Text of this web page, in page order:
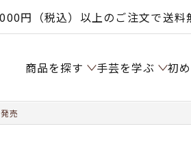
円（税込）以上のご注文で送料
商品を探す 手芸を学ぶ 初
売